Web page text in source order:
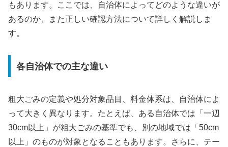
もあります。ここでは、自治体によってどのような違いが
あるのか、また正しい確認方法について詳しく解説しま
す。
各自治体での主な違い
粗大ごみの定義や処分対象品目、料金体系は、自治体によ
って大きく異なります。たとえば、ある自治体では「一辺
30cm以上」が粗大ごみの基準でも、別の地域では「50cm
以上」のものが対象となることもあります。さらに、テー